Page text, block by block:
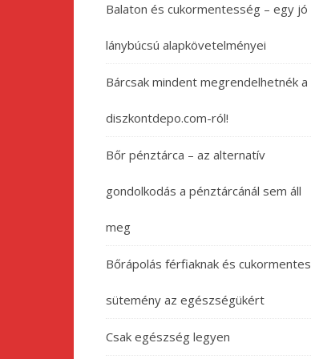
Balaton és cukormentesség – egy jó
lánybúcsú alapkövetelményei
Bárcsak mindent megrendelhetnék a
diszkontdepo.com-ról!
Bőr pénztárca – az alternatív
gondolkodás a pénztárcánál sem áll
meg
Bőrápolás férfiaknak és cukormentes
sütemény az egészségükért
Csak egészség legyen